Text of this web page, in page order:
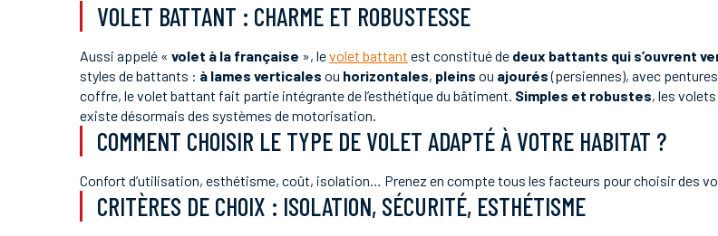
VOLET BATTANT : CHARME ET ROBUSTESSE
Aussi appelé « volet à la française », levolet battant est constitué de deux battants qui s’ouvrent
styles de battants : à lames verticales ou horizontales, pleins ou ajourés(persiennes), avec
coffre, le volet battant fait partie intégrante de l’esthétique du bâtiment. Simples et robustes, les
existe désormais des systèmes de motorisation.
COMMENT CHOISIR LE TYPE DE VOLET ADAPTÉ À VOTRE HABITAT ?
Confort d’utilisation, esthétisme, coût, isolation… Prenez en compte tous les facteurs pour choisir des
CRITÈRES DE CHOIX : ISOLATION, SÉCURITÉ, ESTHÉTISME